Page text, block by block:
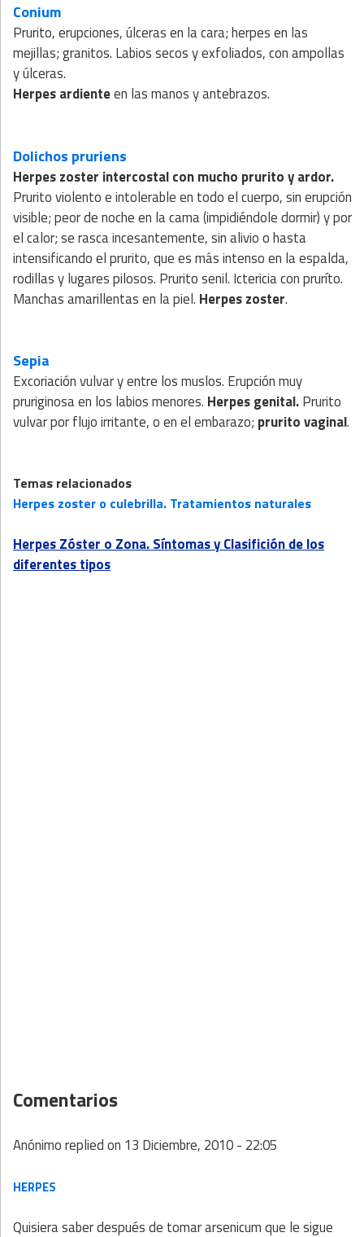
Conium
Prurito, erupciones, úlceras en la cara; herpes en las
mejillas; granitos. Labios secos y exfoliados, con ampollas
y úlceras.
Herpes ardienteen las manos y antebrazos.
Dolichos pruriens
Herpes zoster intercostal con mucho prurito y ardor.
Prurito violento e intolerable en todo el cuerpo, sin erupción
visible; peor de noche en la cama (impidiéndole dormir) y por
el calor; se rasca incesantemente, sin alivio o hasta
intensificando el prurito, que es más intenso en la espalda,
rodillas y lugares pilosos. Prurito senil. Ictericia con pruríto.
Manchas amarillentas en la piel. Herpes zoster.
Sepia
Excoriación vulvar y entre los muslos. Erupción muy
pruriginosa en los labios menores. Herpes genital.Prurito
vulvar por flujo irritante, o en el embarazo; prurito vaginal.
Temas relacionados
Herpes zoster o culebrilla. Tratamientos naturales
Herpes Zóster o Zona. Síntomas y Clasifición de los
diferentes tipos
Comentarios
Anónimoreplied on 13 Diciembre, 2010 - 22:05
HERPES
Quisiera saber después de tomar arsenicum que le sigue